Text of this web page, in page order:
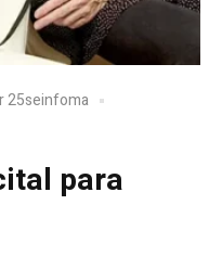
25seinfoma
para